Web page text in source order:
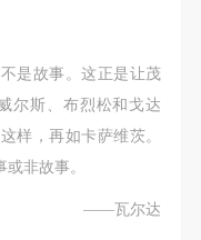
是故事。这正是让茂
尔斯、布烈松和戈达
样，再如卡萨维茨。
非故事。
——瓦尔达
档案机构和平台，
上传播，同意按相
协议书
档案机构和平台，
上传播，同意按相
协议书
档案机构和平台，
上传播，同意按相
协议书